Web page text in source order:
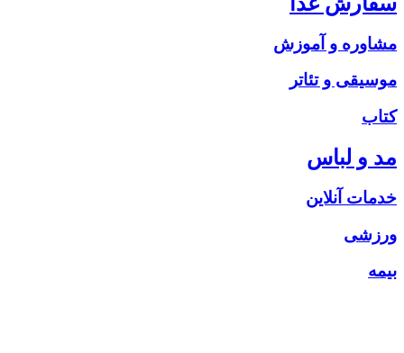
مشاوره و آموزش
موسیقی و تئاتر
کتاب
مد و لباس
خدمات آنلاین
ورزشی
بیمه